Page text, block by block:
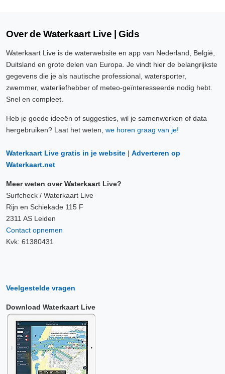
Over de Waterkaart Live | Gids
Waterkaart Live is de waterwebsite en app van Nederland, België,
Duitsland en grote delen van Europa. Je vindt hier de belangrijkste
gegevens die je als nautische professional, watersporter,
zwemmer, waterliefhebber of meteo-geïnteresseerde nodig hebt.
Snel en compleet.
Heb je goede ideeën of suggesties, wil je samenwerken of data
hergebruiken? Laat het weten, we horen graag van je!
Waterkaart Live gratis in je website | Adverteren op
Waterkaart.net
Meer weten over Waterkaart Live?
Surfcheck / Waterkaart Live
Rijn en Schiekade 115 F
2311 AS Leiden
Contact opnemen
Kvk: 61380431
Veelgestelde vragen
Download Waterkaart Live